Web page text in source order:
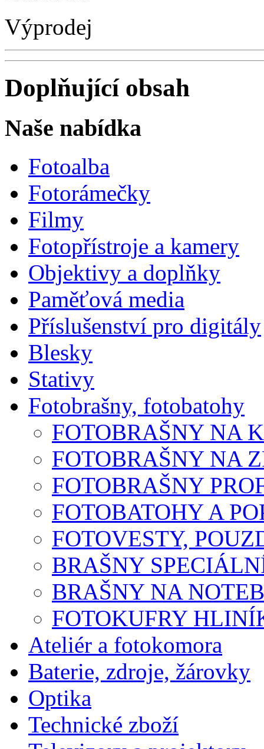
Výprodej
Doplňující obsah
Naše nabídka
Fotoalba
Fotorámečky
Filmy
Fotopřístroje a kamery
Objektivy a doplňky
Paměťová media
Příslušenství pro digitály
Blesky
Stativy
Fotobrašny, fotobatohy
FOTOBRAŠNY NA
FOTOBRAŠNY NA
FOTOBRAŠNY
FOTOBATOHY A
FOTOVESTY,
BRAŠNY
BRAŠNY NA
FOTOKUFRY
Ateliér a fotokomora
Baterie, zdroje, žárovky
Optika
Technické zboží